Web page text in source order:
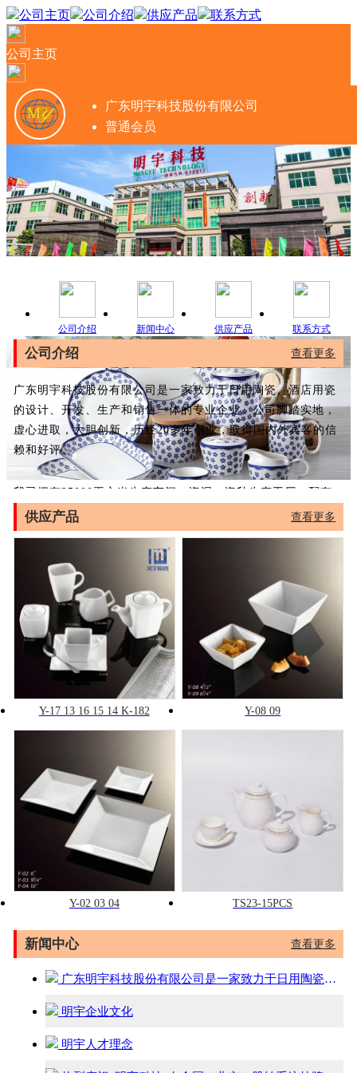
公司主页 公司介绍 供应产品 联系方式
公司主页
广东明宇科技股份有限公司
普通会员
公司介绍 新闻中心 供应产品 联系方式
公司介绍 查看更多
广东明宇科技股份有限公司是一家致力于日用陶瓷、酒店用瓷
的设计、开发、生产和销售一体的专业企业。公司脚踏实地，
虚心进取，大胆创新，历经20多年创业，取得国内外宾客的信
赖和好评。
我司拥有35000平方米生产车间，瓷泥、瓷釉生产工厂，配有
自动上釉生产线，产品经85米高温隧道窑炼制而成，使釉面更
均匀更明亮，可适用于高温消毒碗柜和微波炉，是星级宾馆、
产品通过美国CCIB资格认证，获得ISO9001:2000质量管理体
系认证。
广东明宇科技股份有限公司公司热诚欢迎海内外宾客携手合
作，共创美好未来。洽询。
供应产品 查看更多
Y-17 13 16 15 14 K-182 Y-08 09
Y-02 03 04 TS23-15PCS
新闻中心 查看更多
广东明宇科技股份有限公司是一家致力于日用陶瓷、酒店用瓷的设计、开发、生产和销售一体的专业企业
明宇企业文化
明宇人才理念